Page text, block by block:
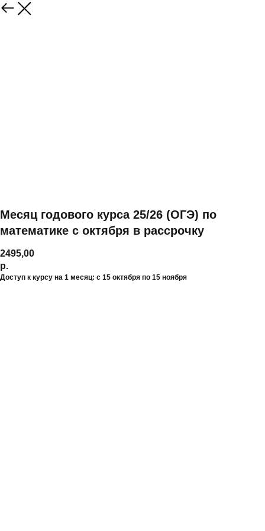
Месяц годового курса 25/26 (ОГЭ) по
математике с октября в рассрочку
2495,00
р.
Доступ к курсу на 1 месяц: с 15 октября по 15 ноября